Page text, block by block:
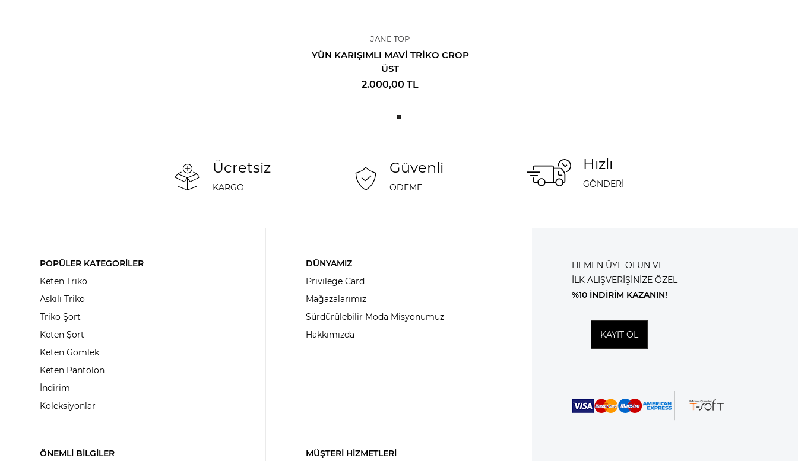
JANE TOP
YÜN KARIŞIMLI MAVI TRIKO CROP
ÜST
2.000,00 TL
Ücretsiz
KARGO
Güvenli
ÖDEME
Hızlı
GÖNDERİ
POPÜLER KATEGORİLER
Keten Triko
Askılı Triko
Triko Şort
Keten Şort
Keten Gömlek
Keten Pantolon
İndirim
Koleksiyonlar
DÜNYAMIZ
Privilege Card
Mağazalarımız
Sürdürülebilir Moda Misyonumuz
Hakkımızda
ÖNEMLİ BİLGİLER MÜŞTERİ HİZMETLERİ
HEMEN ÜYE OLUN VE
İLK ALIŞVERİŞİNİZE ÖZEL
%10 İNDİRİM KAZANIN!
KAYIT OL